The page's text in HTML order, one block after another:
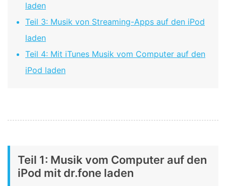
laden
Teil 3: Musik von Streaming-Apps auf den iPod
laden
Teil 4: Mit iTunes Musik vom Computer auf den
iPod laden
Teil 1: Musik vom Computer auf den
iPod mit dr.fone laden